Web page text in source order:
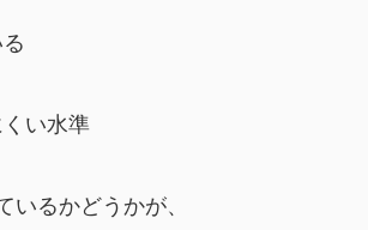
い水準
いるかどうかが、